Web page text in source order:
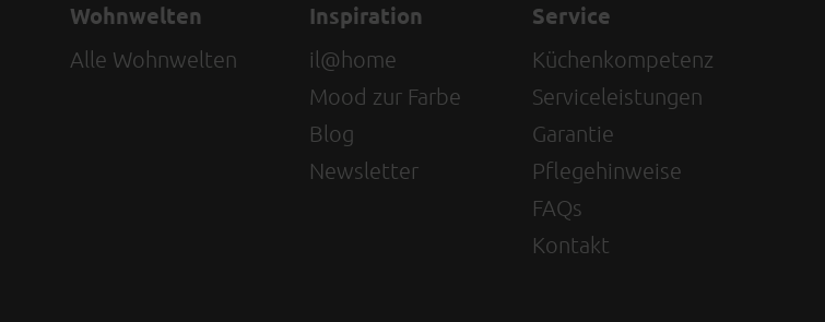
Wohnwelten
Alle Wohnwelten
Inspiration
il@home
Mood zur Farbe
Blog
Newsletter
Service
Küchenkompetenz
Serviceleistungen
Garantie
Pflegehinweise
FAQs
Kontakt